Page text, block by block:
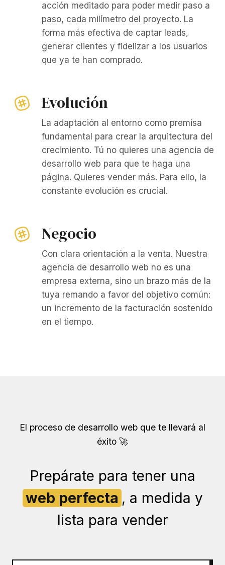
acción meditado para poder medir paso a
paso, cada milímetro del proyecto. La
forma más efectiva de captar leads,
generar clientes y fidelizar a los usuarios
que ya te han comprado.
Evolución
La adaptación al entorno como premisa
fundamental para crear la arquitectura del
crecimiento. Tú no quieres una agencia de
desarrollo web para que te haga una
página. Quieres vender más. Para ello, la
constante evolución es crucial.
Negocio
Con clara orientación a la venta. Nuestra
agencia de desarrollo web no es una
empresa externa, sino un brazo más de la
tuya remando a favor del objetivo común:
un incremento de la facturación sostenido
en el tiempo.
El proceso de desarrollo web que te llevará al
éxito 🚀
Prepárate para tener una
web perfecta , a medida y
lista para vender